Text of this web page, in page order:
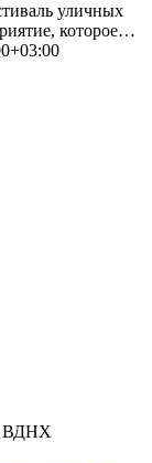
уличных
которое…
ВДНХ